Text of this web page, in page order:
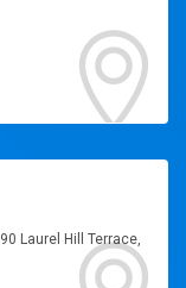
Laurel Hill Terrace,